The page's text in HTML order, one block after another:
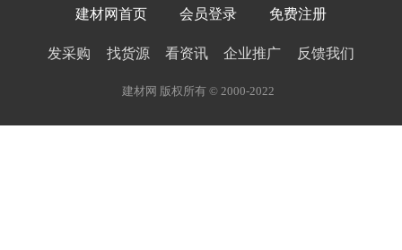
建材网首页 会员登录 免费注册
发采购 找货源 看资讯 企业推广 反馈我们
建材网 版权所有 © 2000-2022